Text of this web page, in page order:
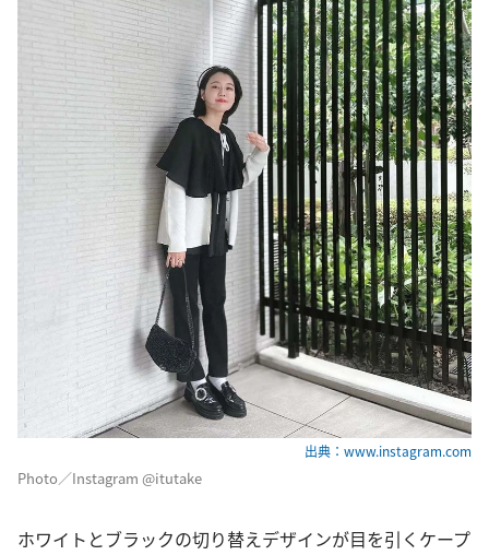
出典：www.instagram.com
Photo／Instagram @itutake
ホワイトとブラックの切り替えデザインが目を引くケープ